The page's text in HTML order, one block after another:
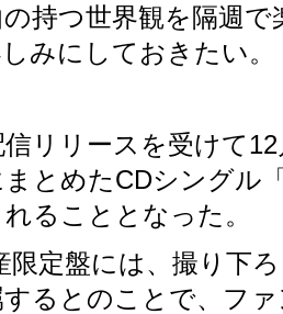
持つ世界観を隔週で
みにしておきたい。
リリースを受けて12
とめたCDシングル
ることとなった。
限定盤には、撮り下
るとのことで、フ